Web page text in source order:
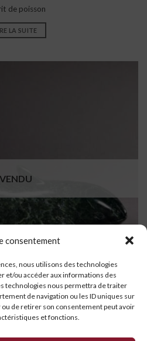
consentement
nous utilisons des technologies
et/ou accéder aux informations des
technologies nous permettra de traiter
de navigation ou les ID uniques sur
ou de retirer son consentement peut avoir
et fonctions.
de poisson
LA SUITE
VENDU
Poisson